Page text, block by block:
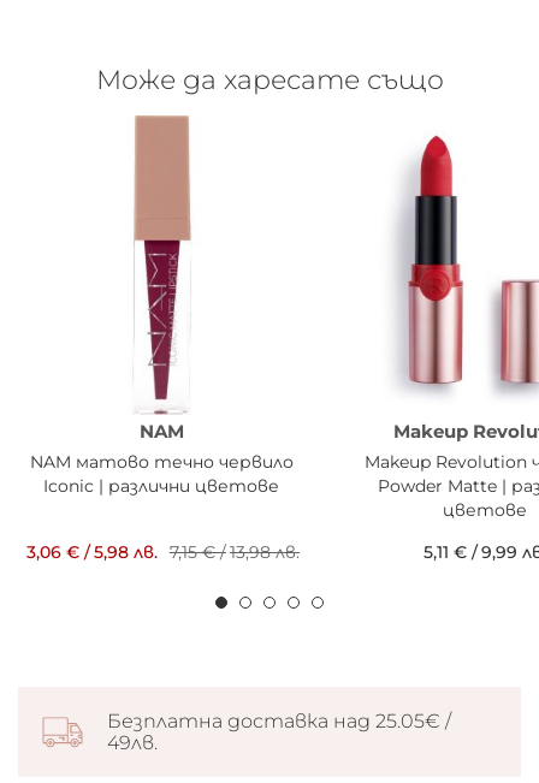
Може да харесате също
NAM
NAM матово течно червило
Iconic | различни цветове
3,06 €/5,98 лв. 7,15 €/13,98 лв.
Makeup
Makeup Revolution
Powder Matte |
цветове
5,11 € /9,99
Безплатна доставка над 25.05€ /
49лв.